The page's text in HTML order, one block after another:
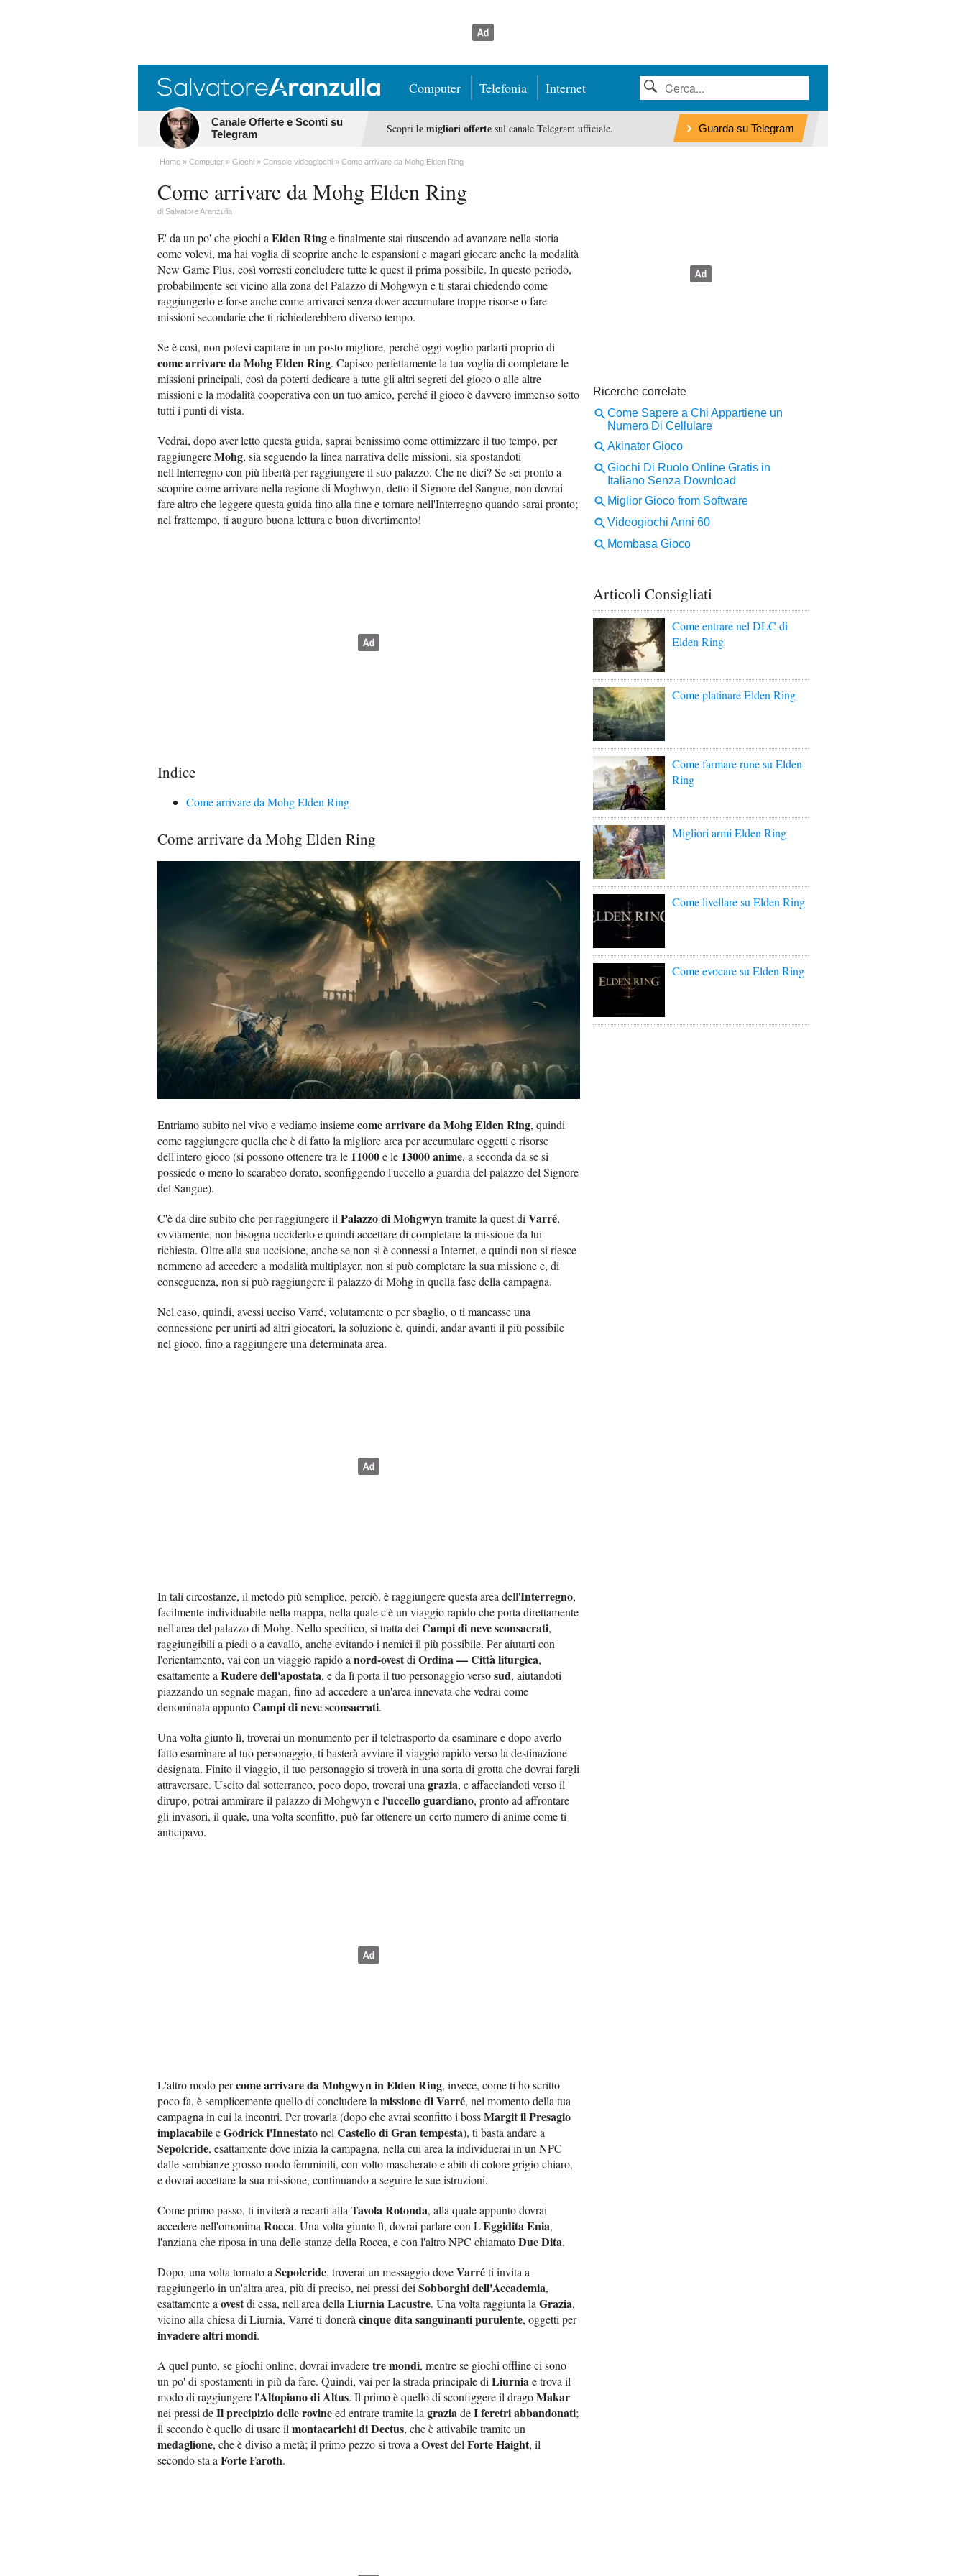
Computer Telefonia Internet
Canale Offerte e Sconti su
Telegram
Scopri le migliori offertesul canale Telegram ufficiale. Guarda su Telegram
Home Computer Giochi Console videogiochi Come arrivare da Mohg Elden Ring
Come arrivare da Mohg Elden Ring
di Salvatore Aranzulla
E' da un po' che giochi a Elden Ringe finalmente stai riuscendo ad avanzare nella storia
come volevi, ma hai voglia di scoprire anche le espansioni e magari giocare anche la modalità
New Game Plus, così vorresti concludere tutte le quest il prima possibile. In questo periodo,
probabilmente sei vicino alla zona del Palazzo di Mohgwyn e ti starai chiedendo come
raggiungerlo e forse anche come arrivarci senza dover accumulare troppe risorse o fare
missioni secondarie che ti richiederebbero diverso tempo.
Se è così, non potevi capitare in un posto migliore, perché oggi voglio parlarti proprio di
come arrivare da Mohg Elden Ring. Capisco perfettamente la tua voglia di completare le
missioni principali, così da poterti dedicare a tutte gli altri segreti del gioco o alle altre
missioni e la modalità cooperativa con un tuo amico, perché il gioco è davvero immenso sotto
tutti i punti di vista.
Vedrai, dopo aver letto questa guida, saprai benissimo come ottimizzare il tuo tempo, per
raggiungereMohg, sia seguendo la linea narrativa delle missioni, sia spostandoti
nell'Interregno con più libertà per raggiungere il suo palazzo. Che ne dici? Se sei pronto a
scoprire come arrivare nella regione di Moghwyn, detto il Signore del Sangue, non dovrai
fare altro che leggere questa guida fino alla fine e tornare nell'Interregno quando sarai pronto;
nel frattempo, ti auguro buona lettura e buon divertimento!
Indice
Come arrivare da Mohg Elden Ring
Come arrivare da Mohg Elden Ring
Entriamo subito nel vivo e vediamo insiemecome arrivare da Mohg Elden Ring, quindi
come raggiungere quella che è di fatto la migliore area per accumulare oggetti e risorse
dell'intero gioco (si possono ottenere tra le 11000e le 13000 anime, a seconda da se si
possiede o meno lo scarabeo dorato, sconfiggendo l'uccello a guardia del palazzo del Signore
del Sangue).
C'è da dire subito che per raggiungere il Palazzo di Mohgwyntramite la quest di Varré,
ovviamente, non bisogna ucciderlo e quindi accettare di completare la missione da lui
richiesta. Oltre alla sua uccisione, anche se non si è connessi a Internet, e quindi non si riesce
nemmeno ad accedere a modalità multiplayer, non si può completare la sua missione e, di
conseguenza, non si può raggiungere il palazzo di Mohg in quella fase della campagna.
Nel caso, quindi, avessi ucciso Varré, volutamente o per sbaglio, o ti mancasse una
connessione per unirti ad altri giocatori, la soluzione è, quindi, andar avanti il più possibile
nel gioco, fino a raggiungere una determinata area.
In tali circostanze, il metodo più semplice, perciò, è raggiungere questa area dell'Interregno,
facilmente individuabile nella mappa, nella quale c'è un viaggio rapido che porta direttamente
nell'area del palazzo di Mohg. Nello specifico, si tratta dei Campi di neve sconsacrati,
raggiungibili a piedi o a cavallo, anche evitando i nemici il più possibile. Per aiutarti con
l'orientamento, vai con un viaggio rapido a nord-ovestdi Ordina — Città liturgica,
esattamente a Rudere dell'apostata, e da lì porta il tuo personaggio versosud, aiutandoti
piazzando un segnale magari, fino ad accedere a un'area innevata che vedrai come
denominata appuntoCampi di neve sconsacrati.
Una volta giunto lì, troverai un monumento per il teletrasporto da esaminare e dopo averlo
fatto esaminare al tuo personaggio, ti basterà avviare il viaggio rapido verso la destinazione
designata. Finito il viaggio, il tuo personaggio si troverà in una sorta di grotta che dovrai fargli
attraversare. Uscito dal sotterraneo, poco dopo, troverai una grazia, e affacciandoti verso il
dirupo, potrai ammirare il palazzo di Mohgwyn e l'uccello guardiano, pronto ad affrontare
gli invasori, il quale, una volta sconfitto, può far ottenere un certo numero di anime come ti
anticipavo.
L'altro modo percome arrivare da Mohgwyn in Elden Ring, invece, come ti ho scritto
poco fa, è semplicemente quello di concludere la missione di Varré, nel momento della tua
campagna in cui la incontri. Per trovarla (dopo che avrai sconfitto i bossMargit il Presagio
implacabileeGodrick l'Innestatonel Castello di Gran tempesta), ti basta andare a
Sepolcride, esattamente dove inizia la campagna, nella cui area la individuerai in un NPC
dalle sembianze grosso modo femminili, con volto mascherato e abiti di colore grigio chiaro,
e dovrai accettare la sua missione, continuando a seguire le sue istruzioni.
Come primo passo, ti inviterà a recarti alla Tavola Rotonda, alla quale appunto dovrai
accedere nell'omonima Rocca. Una volta giunto lì, dovrai parlare con L'Eggidita Enia,
l'anziana che riposa in una delle stanze della Rocca, e con l'altro NPC chiamatoDue Dita.
Dopo, una volta tornato a Sepolcride, troverai un messaggio doveVarréti invita a
raggiungerlo in un'altra area, più di preciso, nei pressi dei Sobborghi dell'Accademia,
esattamente a ovestdi essa, nell'area della Liurnia Lacustre. Una volta raggiunta la Grazia,
vicino alla chiesa di Liurnia, Varré ti donerà cinque dita sanguinanti purulente, oggetti per
invadere altri mondi.
A quel punto, se giochi online, dovrai invaderetre mondi, mentre se giochi offline ci sono
un po' di spostamenti in più da fare. Quindi, vai per la strada principale di Liurniae trova il
modo di raggiungere l'Altopiano di Altus. Il primo è quello di sconfiggere il dragoMakar
nei pressi deIl precipizio delle rovineed entrare tramite la graziadeI feretri abbandonati;
il secondo è quello di usare il montacarichi di Dectus, che è attivabile tramite un
medaglione, che è diviso a metà; il primo pezzo si trova a Ovestdel Forte Haight, il
secondo sta a Forte Faroth.
Articoli Consigliati
Come entrare nel DLC di
Elden Ring
Come platinare Elden Ring
Come farmare rune su Elden
Ring
Migliori armi Elden Ring
Come livellare su Elden Ring
Come evocare su Elden Ring